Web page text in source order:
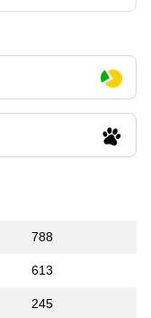
788
613
245